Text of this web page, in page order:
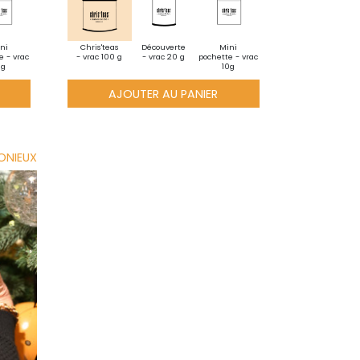
- vrac
Chris'teas
- vrac 100 g
Découverte
- vrac 20 g
Mini
pochette - vrac
10g
AJOUTER AU PANIER